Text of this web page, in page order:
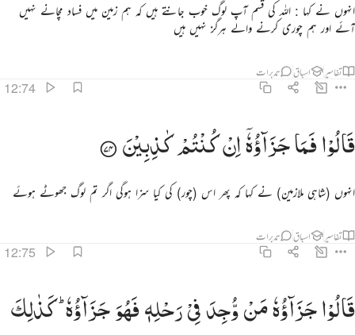
انہوں نے کہا : اللہ کی قسم آپ لوگ خوب جانتے ہیں کہ ہم زمین میں فساد مچانے نہیں
آئے اور ہم چوری کرنے والے ہرگز نہیں ہیں
تفاسیر اسباق تدبرات
12:74
قالوا فما جزاوه ان كنتم كاذبين ٧٤
قَالُوا۟ فَمَا جَزَٰٓؤُهُۥٓ إِن كُنتُمْ كَـٰذِبِينَ ٧٤
قَالُوْافَمَاجَزَآؤُهٗۤاِنْكُنْتُمْكٰذِبِیْنَ
انہوں (شاہی ملازمین) نے کہا کہ پھر اس (چور) کی کیا سزا ہوگی اگر تم لوگ جھوٹے ہوئے
تفاسیر اسباق تدبرات
12:75
قالوا جزاوه من وجد في رحله فهو جزاوه كذالك نجزي الظالمين ٧٥
قَالُوا۟ جَزَٰٓؤُهُۥ مَن وُجِدَ فِى رَحْلِهِۦ فَهُوَ جَزَٰٓؤُهُۥ ۚ كَذَٰلِكَ نَجْزِى ٱلظَّـٰلِمِينَ ٧٥
قَالُوْاجَزَآؤُهٗمَنْوُّجِدَفِیْرَحْلِهٖفَهُوَجَزَآؤُهٗ ؕ كَذٰلِكَ